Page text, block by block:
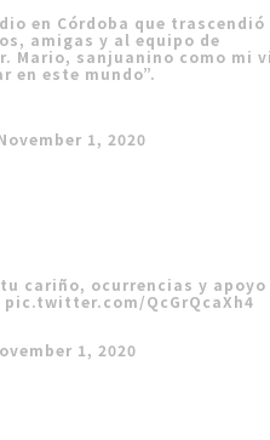
en Córdoba que trascendió
amigas y al equipo de
Mario, sanjuanino como mi
en este mundo”.
1, 2020
cariño, ocurrencias y apoyo
pic.twitter.com/QcGrQcaXh4
1, 2020